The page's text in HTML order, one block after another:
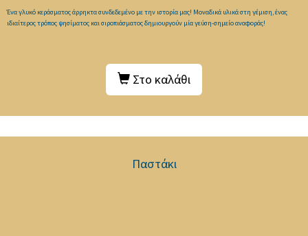
Ένα γλυκό κεράσματος άρρηκτα συνδεδεμένο με την ιστορία μας! Μοναδικά υλικά στη γέμιση, ένας
ιδιαίτερος τρόπος ψησίματος και σιροπιάσματος δημιουργούν μία γεύση-σημείο αναφοράς!
Στο καλάθι
Παστάκι